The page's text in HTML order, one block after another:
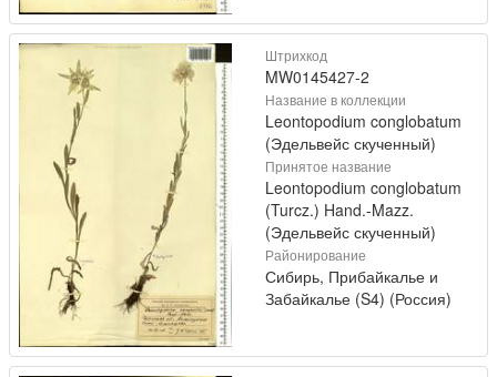
Штрихкод
MW0145427-2
Название в коллекции
Leontopodium conglobatum
(Эдельвейс скученный)
Принятое название
Leontopodium conglobatum
(Turcz.) Hand.-Mazz.
(Эдельвейс скученный)
Районирование
Сибирь, Прибайкалье и
Забайкалье (S4) (Россия)